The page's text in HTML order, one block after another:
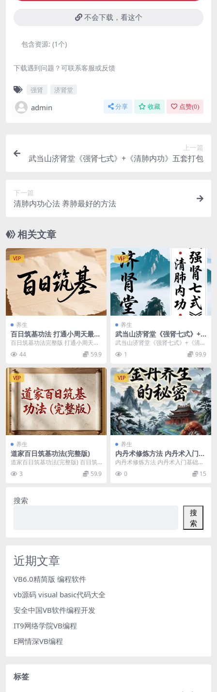
不会下载，看这个
包含资源: (1个)
下载遇到问题？可联系客服或反馈
强肾 济肾堂
admin 分享 收藏 点赞(0)
上一篇
武当山济肾堂《强肾七式》+《清肺内功》五套打包
下一篇
清肺内功心法 养肺最好的方法
相关文章
VIP
养生
百日筑基功法 打通小周天最简
单的方法
百日筑基功法完整版 打通小周天最
简单的方法 百日筑基打通小周天动
功通脉秘传心法打...
44 59.9
VIP
养生
武当山济肾堂《强肾七式》+
《清肺内功》五套打包
武当山济肾堂《强肾七式》+《清肺
内功》五套打包 武当山济肾堂5套
课程 养足精神气...
1 99.9
VIP
养生
道家百日筑基功法(完整版)
道家百日筑基功法(完整版) 百日筑
基功法完整版 打通小周天最简单的
方法 百日筑基...
3 59.9
VIP
养生
内丹术修炼方法 内丹术入门基
础知识
内丹术修炼方法 内丹术入门基础知
识 内丹术功法 道家内丹术的修炼方
法pdf电子书...
0 15
搜索
搜
索
近期文章
VB6.0精简版 编程软件
vb源码 visual basic代码大全
安全中国VB软件编程开发
IT9网络学院VB编程
E网情深VB编程
标签